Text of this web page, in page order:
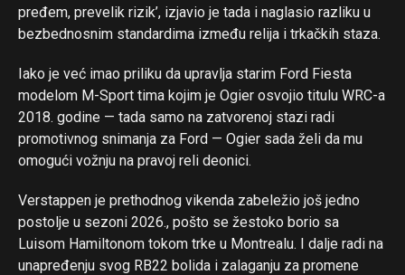
pređem, prevelik rizik’, izjavio je tada i naglasio razliku u
bezbednosnim standardima između relija i trkačkih staza.
Iako je već imao priliku da upravlja starim Ford Fiesta
modelom M-Sport tima kojim je Ogier osvojio titulu WRC-a
2018. godine — tada samo na zatvorenoj stazi radi
promotivnog snimanja za Ford — Ogier sada želi da mu
omogući vožnju na pravoj reli deonici.
Verstappen je prethodnog vikenda zabeležio još jedno
postolje u sezoni 2026., pošto se žestoko borio sa
Luisom Hamiltonom tokom trke u Montrealu. I dalje radi na
unapređenju svog RB22 bolida i zalaganju za promene